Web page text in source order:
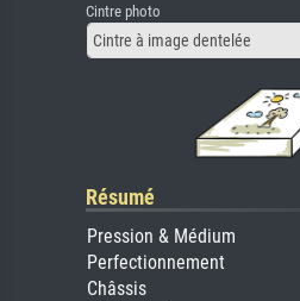
Cintre photo
Cintre à image dentelée
Résumé
Pression & Médium
Perfectionnement
Châssis